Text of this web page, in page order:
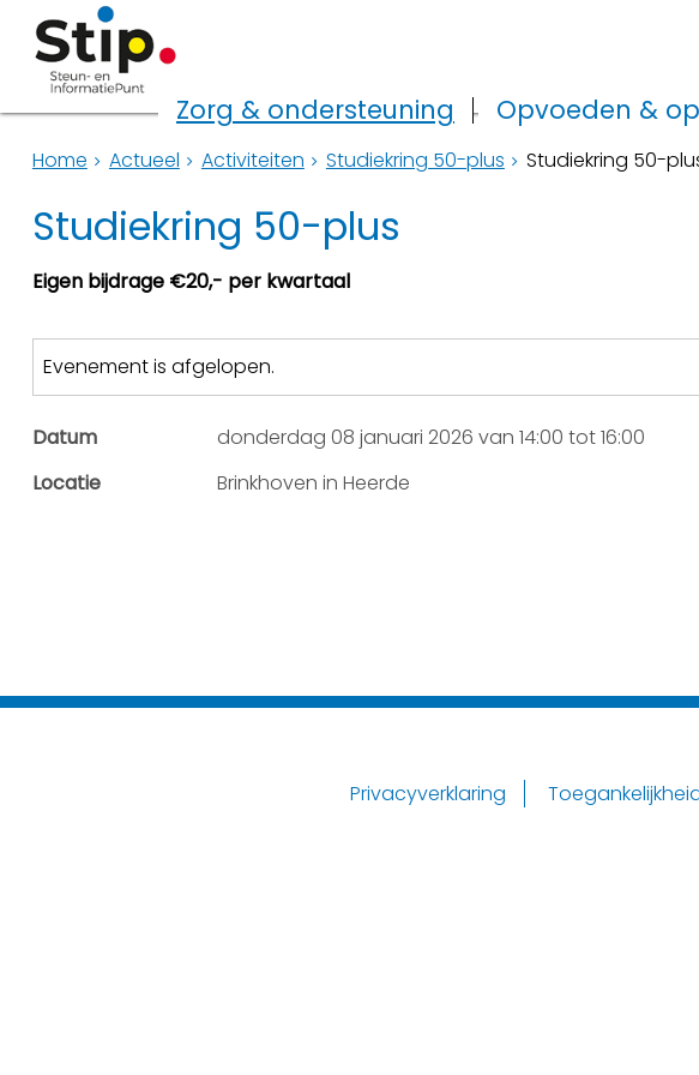
Zorg & ondersteuning Opvoeden &
Home Actueel Activiteiten Studiekring 50-plus Studiekring 50-
Studiekring 50-plus
Eigen bijdrage €20,- per kwartaal
Evenement is afgelopen.
Datum
donderdag 08 januari 2026 van 14:00 tot 16:00
Locatie
Brinkhoven in Heerde
Privacyverklaring